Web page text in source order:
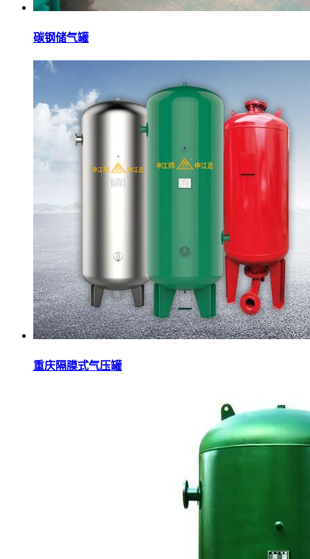
碳钢储气罐
重庆隔膜式气压罐